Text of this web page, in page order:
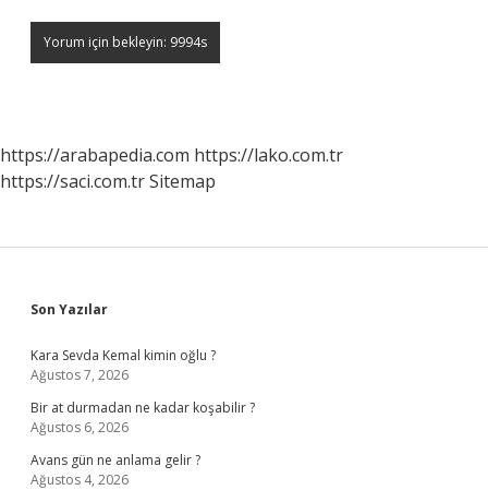
https://arabapedia.com https://lako.com.tr
https://saci.com.trSitemap
Sidebar
Son Yazılar
Kara Sevda Kemal kimin oğlu ?
Ağustos 7, 2026
Bir at durmadan ne kadar koşabilir ?
Ağustos 6, 2026
Avans gün ne anlama gelir ?
Ağustos 4, 2026